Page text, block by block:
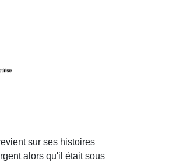
sur ses histoires
alors qu'il était sous